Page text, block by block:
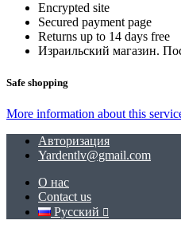
Encrypted site
Secured payment page
Returns up to 14 days free
Израильский магазин.
Safe shopping
More information about this
Авторизация
Yardentlv@gmail.com
О нас
Contact us
Русский